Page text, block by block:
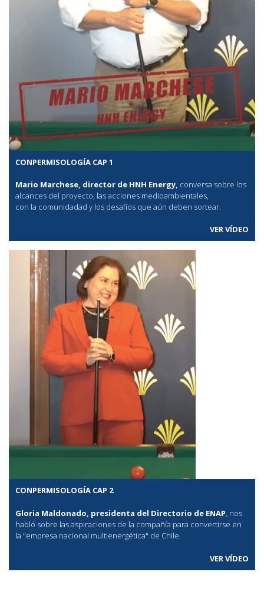
CONPERMISOLOGÍA CAP 1
Mario Marchese, director de HNH Energy, conversa sobre los
alcances del proyecto, las acciones medioambientales,
con la comunidadad y los desafíos que aún deben sortear.
VER VÍDEO
CONPERMISOLOGÍA CAP 2
Gloria Maldonado, presidenta del Directorio de ENAP, nos
habló sobre las aspiraciones de la compañía para convertirse en
la "empresa nacional multienergética" de Chile.
VER VÍDEO